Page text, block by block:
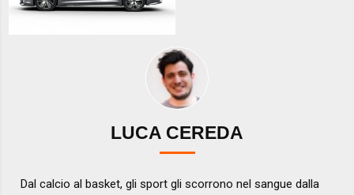
LUCA CEREDA
Dal calcio al basket, gli sport gli scorrono nel sangue dalla